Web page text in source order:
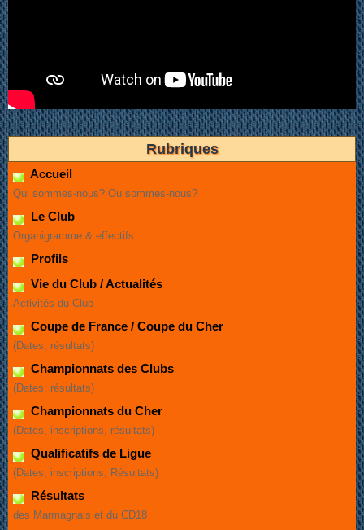
Rubriques
Accueil
Qui sommes-nous? Ou sommes-nous?
Le Club
Organigramme & effectifs
Profils
Vie du Club / Actualités
Activités du Club
Coupe de France / Coupe du Cher
(Dates, résultats)
Championnats des Clubs
(Dates, résultats)
Championnats du Cher
(Dates, inscriptions, résultats)
Qualificatifs de Ligue
(Dates, inscriptions, Résultats)
Résultats
des Marmagnais et du CD18